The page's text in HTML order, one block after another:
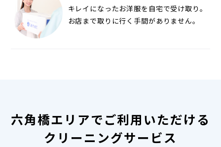
キレイになったお洋服を自宅で受け取り。
お店まで取りに行く手間がありません。
六角橋エリアでご利用いただける
クリーニングサービス